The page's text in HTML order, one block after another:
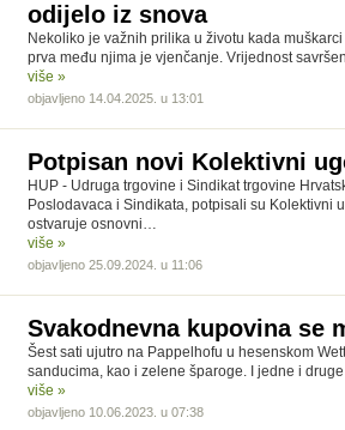
odijelo iz snova
Nekoliko je važnih prilika u životu kada
prva među njima je vjenčanje. Vrijednost
više »
objavljeno 14.04.2025. u 13:01
Potpisan novi Kolektivni
HUP - Udruga trgovine i Sindikat trgovine
Poslodavaca i Sindikata, potpisali su Kolektivni
ostvaruje osnovni…
više »
objavljeno 25.09.2024. u 11:06
Svakodnevna kupovina se
Šest sati ujutro na Pappelhofu u hesenskom
sanducima, kao i zelene šparoge. I jedne i
više »
objavljeno 10.06.2023. u 07:38